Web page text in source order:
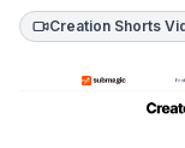
Shine Facture
Creation Shorts